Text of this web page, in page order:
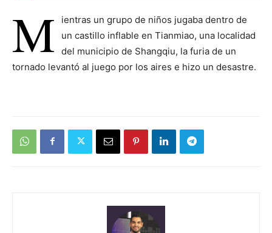
M
ientras un grupo de niños jugaba dentro de
un castillo inflable en Tianmiao, una localidad
del municipio de Shangqiu, la furia de un
tornado levantó al juego por los aires e hizo un desastre.